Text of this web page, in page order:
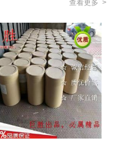
查看更多 >